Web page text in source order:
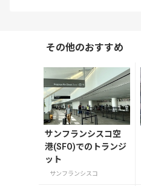
その他のおすすめ
サンフランシスコ空
港(SFO)でのトランジ
ット
サンフランシスコ